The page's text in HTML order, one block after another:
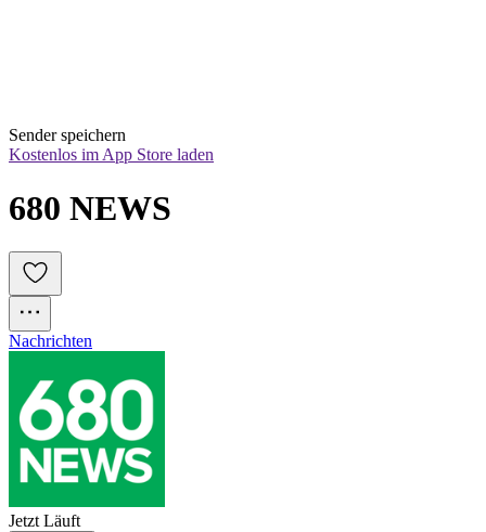
Sender speichern
Kostenlos im App Store laden
680 NEWS
Nachrichten
Jetzt Läuft